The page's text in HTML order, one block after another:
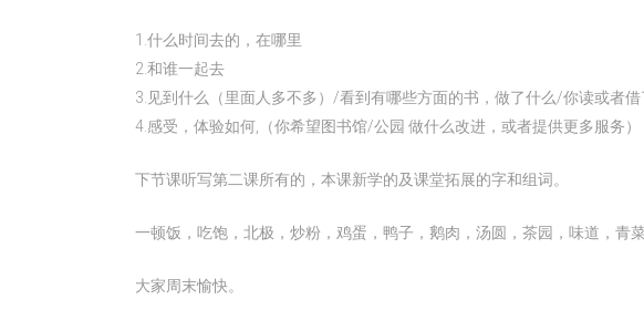
1.什么时间去的，在哪里
2.和谁一起去
3.见到什么（里面人多不多）/看到有哪些方面的书，做了什么/你读或者借
4.感受，体验如何,（你希望图书馆/公园 做什么改进，或者提供更多服务）
下节课听写第二课所有的，本课新学的及课堂拓展的字和组词。
一顿饭，吃饱，北极，炒粉，鸡蛋，鸭子，鹅肉，汤圆，茶园，味道，青
大家周末愉快。